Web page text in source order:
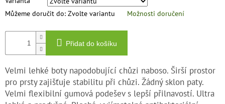
Můžeme doručit do: Zvolte variantu Možnosti doručení
Přidat do košíku
Velmi lehké boty napodobující chůzi naboso. Širší prostor
pro prsty zajišťuje stabilitu při chůzi. Žádný sklon paty.
Velmi flexibilní gumová podešev s lepší přilnavostí. Ultra